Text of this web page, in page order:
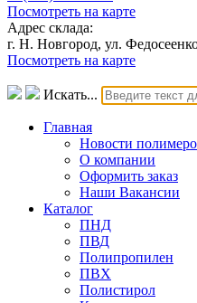
Посмотреть на карте
Адрес склада:
г. Н. Новгород, ул.
Посмотреть на карте
Искать...
Главная
Новости
О компании
Оформить заказ
Наши Вакансии
Каталог
ПНД
ПВД
Полипропилен
ПВХ
Полистирол